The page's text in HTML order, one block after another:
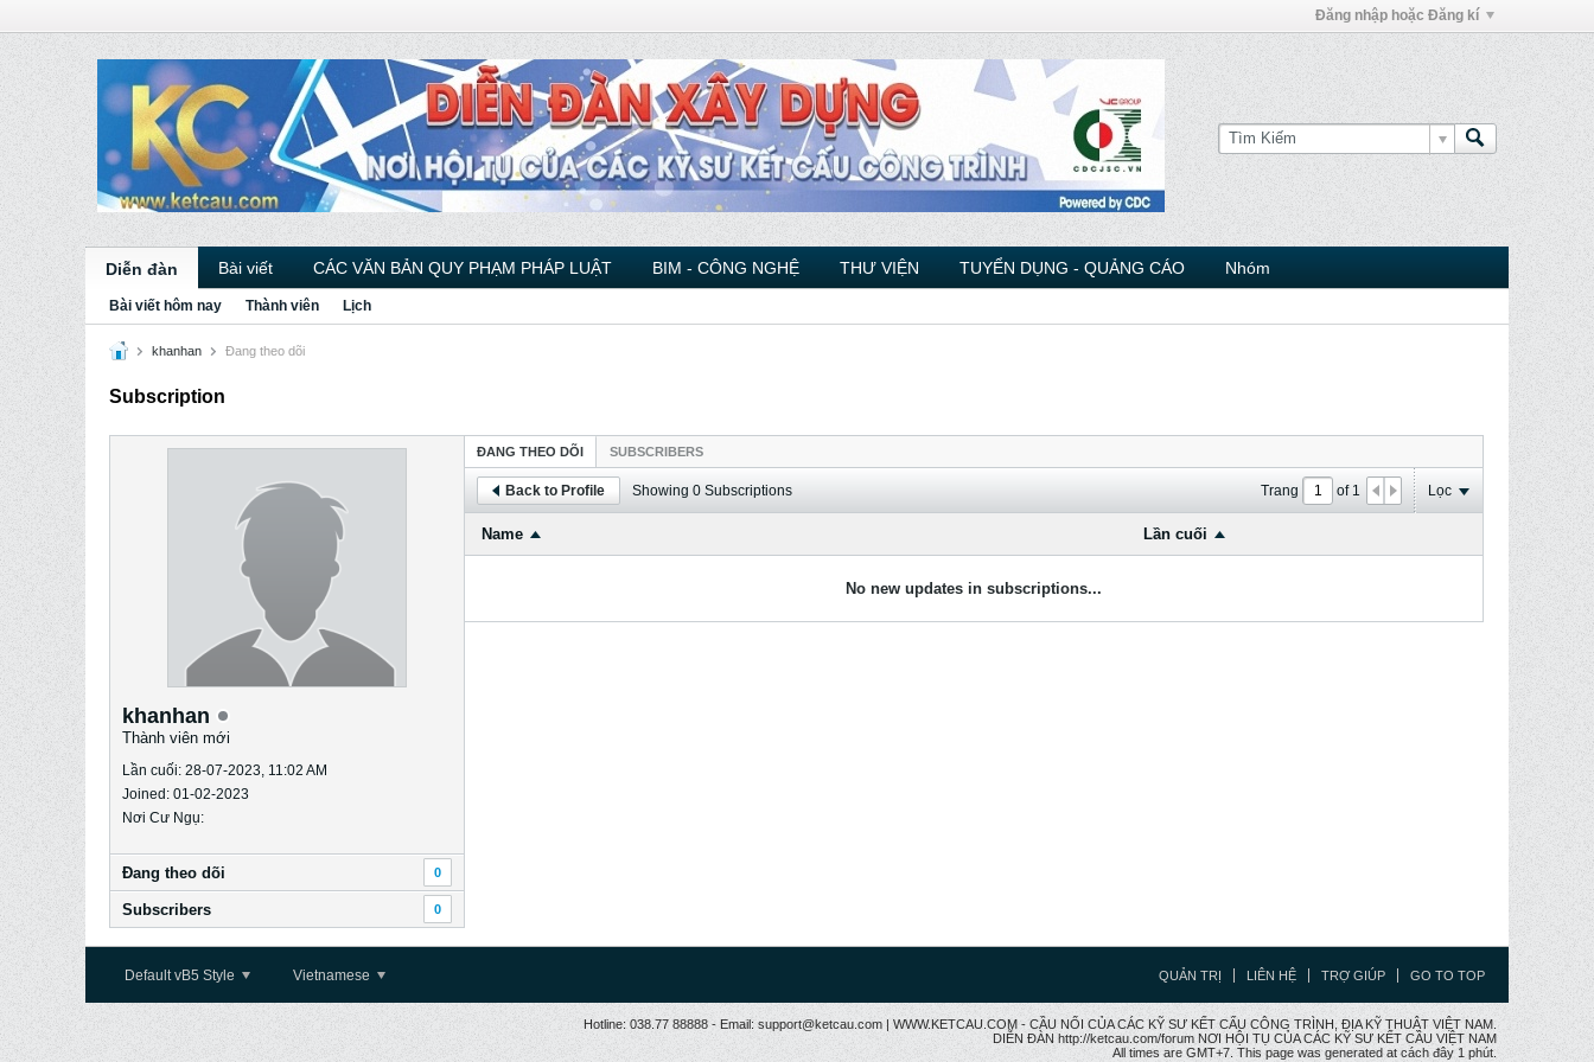
Đăng nhập hoặc Đăng kí
Diễn đàn Bài viết CÁC VĂN BẢN QUY PHẠM PHÁP LUẬT BIM - CÔNG NGHỆ THƯ VIỆN TUYỂN DỤNG - QUẢNG CÁO Nhóm
Bài viết hôm nay Thành viên Lịch
khanhan Ðang theo dõi
Subscription
khanhan
Thành viên mới
Lần cuối: 28-07-2023, 11:02 AM
Joined: 01-02-2023
Nơi Cư Ngụ:
Ðang theo dõi 0
Subscribers 0
ÐANG THEO DÕI SUBSCRIBERS
Back to Profile Showing 0 Subscriptions Trang of 1 Lọc
Name Lần cuối
No new updates in subscriptions...
Default vB5 Style Vietnamese QUẢN TRỊ LIÊN HỆ TRỢ GIÚP GO TO TOP
Hotline: 038.77 88888 - Email: support@ketcau.com | WWW.KETCAU.COM - CẦU NỐI CỦA CÁC KỸ SƯ KẾT CẤU CÔNG TRÌNH, ĐỊA KỸ THUẬT VIỆT NAM.
DIỄN ĐÀN http://ketcau.com/forum NƠI HỘI TỤ CỦA CÁC KỸ SƯ KẾT CÂU VIỆT NAM
All times are GMT+7. This page was generated at cách đây 1 phút.